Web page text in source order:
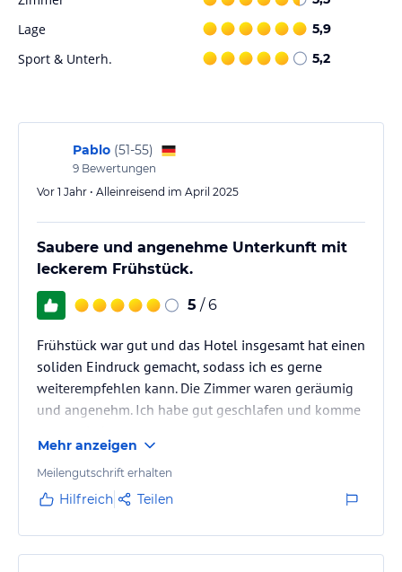
für Fahrräder stehen ebenfalls zur Verfügung.
Lage 5,9
Sport & Unterh. 5,2
Pablo (51-55)
9 Bewertungen
Vor 1 Jahr • Alleinreisend im April 2025
Saubere und angenehme Unterkunft mit
leckerem Frühstück.
5 / 6
Frühstück war gut und das Hotel insgesamt hat einen
soliden Eindruck gemacht, sodass ich es gerne
weiterempfehlen kann. Die Zimmer waren geräumig
und angenehm. Ich habe gut geschlafen und komme
Mehr anzeigen
Meilengutschrift erhalten
Hilfreich Teilen